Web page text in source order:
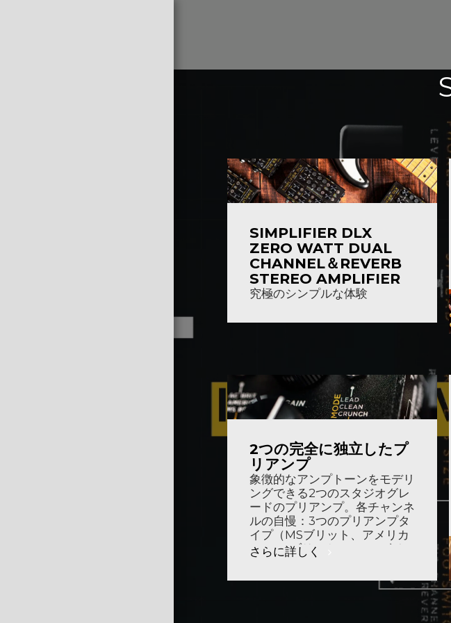
SIMPLIFIER DLX
ZERO WATT DUAL
CHANNEL＆REVERB
STEREO AMPLIFIER
究極のシンプルな体験
2つの完全に独立したプ
リアンプ
象徴的なアンプトーンをモデリ
ングできる2つのスタジオグレ
ードのプリアンプ。各チャンネ
ルの自慢：3つのプリアンプタ
イプ（MSブリット、アメリカ
ン、ACブリット）3つのゲイン
さらに詳しく